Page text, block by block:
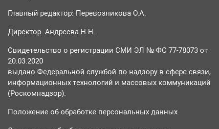
Главный редактор: Перевозникова О.А.
Директор: Андреева Н.Н.
Свидетельство о регистрации СМИ ЭЛ № ФС 77-78073 от
20.03.2020
выдано Федеральной службой по надзору в сфере связи,
информационных технологий и массовых коммуникаций
(Роскомнадзор).
Положение об обработке персональных данных